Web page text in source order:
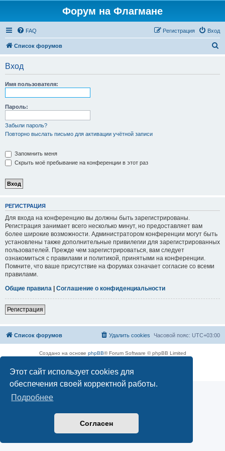
Этот сайт использует cookies для
обеспечения своей корректной работы.
Подробнее
Согласен
Форум на Флагмане
FAQ Вход
Регистрация
Список форумов
Вход
Имя пользователя:
Пароль:
Забыли пароль?
Повторно выслать письмо для активации учётной записи
Запомнить меня
Скрыть моё пребывание на конференции в этот раз
РЕГИСТРАЦИЯ
Для входа на конференцию вы должны быть зарегистрированы.
Регистрация занимает всего несколько минут, но предоставляет вам
более широкие возможности. Администратором конференции могут быть
установлены также дополнительные привилегии для зарегистрированных
пользователей. Прежде чем зарегистрироваться, вам следует
ознакомиться с правилами и политикой, принятыми на конференции.
Помните, что ваше присутствие на форумах означает согласие со всеми
правилами.
Общие правила | Соглашение о конфиденциальности
Регистрация
Список форумов Часовой пояс: UTC+03:00
Удалить cookies
Создано на основе phpBB® Forum Software © phpBB Limited
Конфиденциальность|Правила